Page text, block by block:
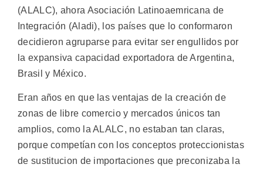
(ALALC), ahora Asociación Latinoaemricana de
Integración (Aladi), los países que lo conformaron
decidieron agruparse para evitar ser engullidos por
la expansiva capacidad exportadora de Argentina,
Brasil y México.
Eran años en que las ventajas de la creación de
zonas de libre comercio y mercados únicos tan
amplios, como la ALALC, no estaban tan claras,
porque competían con los conceptos proteccionistas
de sustitucion de importaciones que preconizaba la